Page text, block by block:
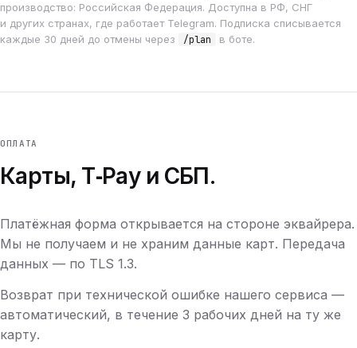
производство: Российская Федерация. Доступна в РФ, СНГ
и других странах, где работает Telegram. Подписка списывается
каждые 30 дней до отмены через
/plan в боте.
ОПЛАТА
Карты, T‑Pay и СБП.
Платёжная форма открывается на стороне эквайрера.
Мы не получаем и не храним данные карт. Передача
данных — по TLS 1.3.
Возврат при технической ошибке нашего сервиса —
автоматический, в течение 3 рабочих дней на ту же
карту.